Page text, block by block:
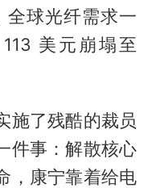
全球光纤需求一
美元崩塌至
施了残酷的裁员
件事：解散核心
，康宁靠着给电